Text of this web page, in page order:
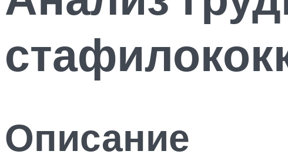
Описание